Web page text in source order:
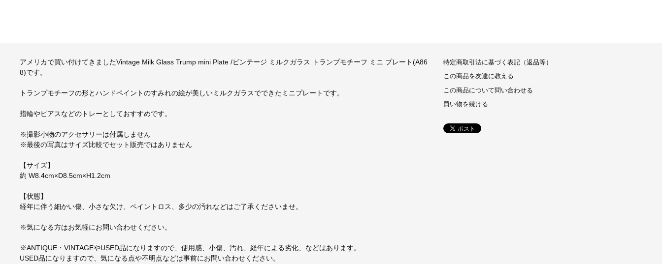
アメリカで買い付けてきましたVintage Milk Glass Trump mini Plate /ビンテージ ミルクガラス トランプモチーフ ミニ プレート(A86
8)です。
トランプモチーフの形とハンドペイントのすみれの絵が美しいミルクガラスでできたミニプレートです。
指輪やピアスなどのトレーとしておすすめです。
※撮影小物のアクセサリーは付属しません
※最後の写真はサイズ比較でセット販売ではありません
【サイズ】
約 W8.4cm×D8.5cm×H1.2cm
【状態】
経年に伴う細かい傷、小さな欠け、ペイントロス、多少の汚れなどはご了承くださいませ。
※気になる方はお気軽にお問い合わせください。
※ANTIQUE・VINTAGEやUSED品になりますので、使用感、小傷、汚れ、経年による劣化、などはあります。
USED品になりますので、気になる点や不明点などは事前にお問い合わせください。
特定商取引法に基づく表記（返品等）
この商品を友達に教える
この商品について問い合わせる
買い物を続ける